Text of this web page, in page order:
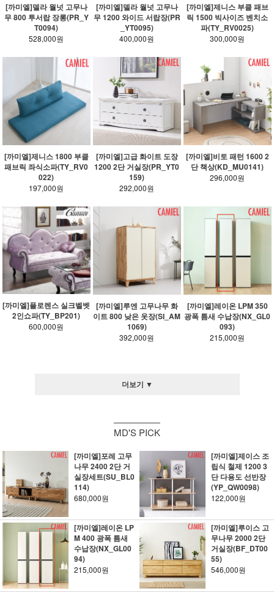
[까미엘]델라 월넛 고무나
무 800 투서랍 장롱(PR_Y
T0094)
528,000원
[까미엘]델라 월넛 고무나
무 1200 와이드 서랍장(PR
_YT0095)
400,000원
[까미엘]제니스 부클 패브
릭 1500 빅사이즈 벤치소
파(TY_RV0025)
300,000원
[까미엘]제니스 1800 부클
패브릭 좌식소파(TY_RV0
022)
197,000원
[까미엘]고급 화이트 도장
1200 2단 거실장(PR_YT0
159)
292,000원
[까미엘]비토 패턴 1600 2
단 책상(KD_MU0141)
296,000원
[까미엘]플로렌스 실크벨벳
2인쇼파(TY_BP201)
600,000원
[까미엘]루엔 고무나무 화
이트 800 낮은 옷장(SI_AM
1069)
392,000원
[까미엘]레이온 LPM 350
광폭 틈새 수납장(NX_GL0
093)
215,000원
더보기 ▼
MD'S PICK
[까미엘]포레 고무
나무 2400 2단 거
실장세트(SU_BL0
114)
680,000원
[까미엘]제이스 조
립식 철제 1200 3
단 다용도 선반장
(YP_QW0098)
122,000원
[까미엘]레이온 LP
M 400 광폭 틈새
수납장(NX_GL00
94)
215,000원
[까미엘]루이스 고
무나무 2000 2단
거실장(BF_DT00
55)
546,000원